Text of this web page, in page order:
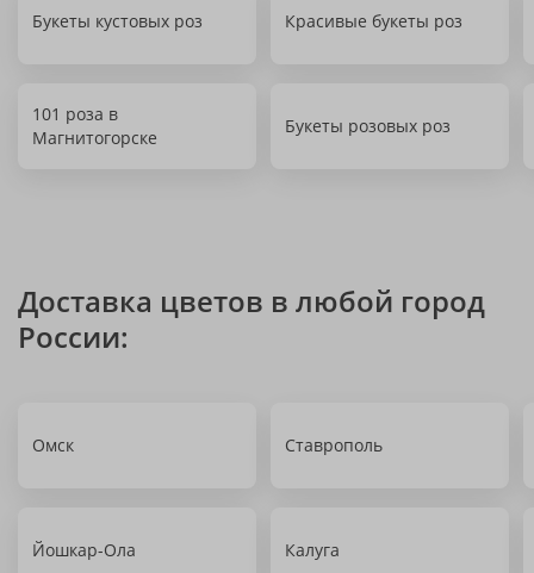
Букеты кустовых роз Красивые букеты роз
101 роза в
Магнитогорске
Букеты розовых роз
Доставка цветов в любой город
России:
Омск Ставрополь
Йошкар-Ола Калуга